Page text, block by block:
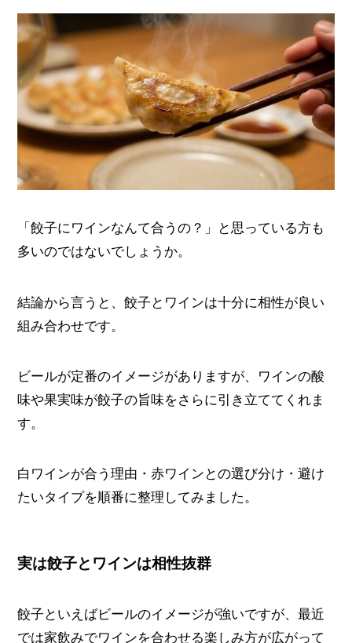
「餃子にワインなんて合うの？」と思っている方も
多いのではないでしょうか。
結論から言うと、餃子とワインは十分に相性が良い
組み合わせです。
ビールが定番のイメージがありますが、ワインの酸
味や果実味が餃子の旨味をさらに引き立ててくれま
す。
白ワインが合う理由・赤ワインとの選び分け・避け
たいタイプを順番に整理してみました。
実は餃子とワインは相性抜群
餃子といえばビールのイメージが強いですが、最近
では家飲みでワインを合わせる楽しみ方が広がって